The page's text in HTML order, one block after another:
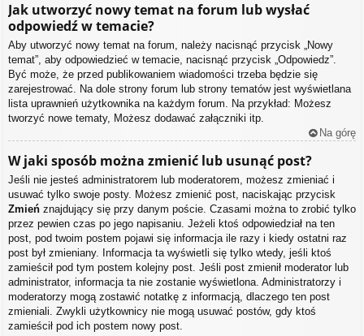
Jak utworzyć nowy temat na forum lub wysłać
odpowiedź w temacie?
Aby utworzyć nowy temat na forum, należy nacisnąć przycisk „Nowy
temat”, aby odpowiedzieć w temacie, nacisnąć przycisk „Odpowiedz”.
Być może, że przed publikowaniem wiadomości trzeba będzie się
zarejestrować. Na dole strony forum lub strony tematów jest wyświetlana
lista uprawnień użytkownika na każdym forum. Na przykład: Możesz
tworzyć nowe tematy, Możesz dodawać załączniki itp.
Na górę
W jaki sposób można zmienić lub usunąć post?
Jeśli nie jesteś administratorem lub moderatorem, możesz zmieniać i
usuwać tylko swoje posty. Możesz zmienić post, naciskając przycisk
Zmień znajdujący się przy danym poście. Czasami można to zrobić tylko
przez pewien czas po jego napisaniu. Jeżeli ktoś odpowiedział na ten
post, pod twoim postem pojawi się informacja ile razy i kiedy ostatni raz
post był zmieniany. Informacja ta wyświetli się tylko wtedy, jeśli ktoś
zamieścił pod tym postem kolejny post. Jeśli post zmienił moderator lub
administrator, informacja ta nie zostanie wyświetlona. Administratorzy i
moderatorzy mogą zostawić notatkę z informacją, dlaczego ten post
zmieniali. Zwykli użytkownicy nie mogą usuwać postów, gdy ktoś
zamieścił pod ich postem nowy post.